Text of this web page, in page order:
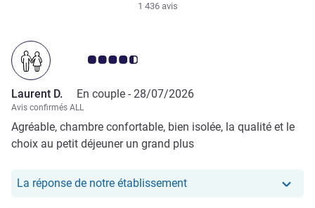
1 436 avis
Note Avis clients 4.5/5
Laurent D. En couple - 28/07/2026
Avis confirmés ALL
Agréable, chambre confortable, bien isolée, la qualité et le
choix au petit déjeuner un grand plus
La réponse de notre établissementNotre hôtel a repondu au